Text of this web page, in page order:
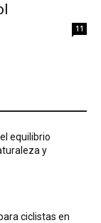
11
equilibrio
y
ciclistas en